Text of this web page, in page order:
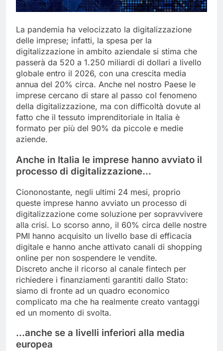
La pandemia ha velocizzato la digitalizzazione
delle imprese; infatti, la spesa per la
digitalizzazione in ambito aziendale si stima che
passerà da 520 a 1.250 miliardi di dollari a livello
globale entro il 2026, con una crescita media
annua del 20% circa. Anche nel nostro Paese le
imprese cercano di stare al passo col fenomeno
della digitalizzazione, ma con difficoltà dovute al
fatto che il tessuto imprenditoriale in Italia è
formato per più del 90% da piccole e medie
aziende.
Anche in Italia le imprese hanno avviato il
processo di digitalizzazione…
Ciononostante, negli ultimi 24 mesi, proprio
queste imprese hanno avviato un processo di
digitalizzazione come soluzione per sopravvivere
alla crisi. Lo scorso anno, il 60% circa delle nostre
PMI hanno acquisito un livello base di efficacia
digitale e hanno anche attivato canali di shopping
online per non sospendere le vendite.
Discreto anche il ricorso al canale fintech per
richiedere i finanziamenti garantiti dallo Stato:
siamo di fronte ad un quadro economico
complicato ma che ha realmente creato vantaggi
ed un momento di svolta.
…anche se a livelli inferiori alla media
europea